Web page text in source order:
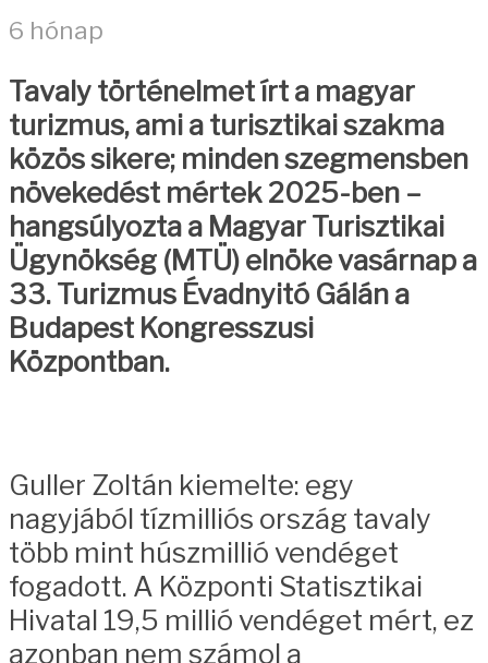
6 hónap
Tavaly történelmet írt a magyar
turizmus, ami a turisztikai szakma
közös sikere; minden szegmensben
növekedést mértek 2025-ben –
hangsúlyozta a Magyar Turisztikai
Ügynökség (MTÜ) elnöke vasárnap a
33. Turizmus Évadnyitó Gálán a
Budapest Kongresszusi
Központban.
Guller Zoltán kiemelte: egy
nagyjából tízmilliós ország tavaly
több mint húszmillió vendéget
fogadott. A Központi Statisztikai
Hivatal 19,5 millió vendéget mért, ez
azonban nem számol a